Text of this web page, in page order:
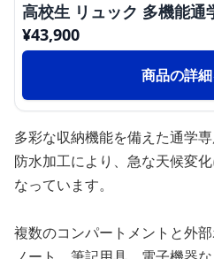
高校生 リュック 多機能通
¥43,900
商品の詳
多彩な収納機能を備えた通学専
防水加工により、急な天候変
なっています。
複数のコンパートメントと外